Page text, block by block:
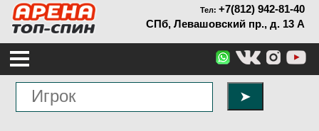
Тел: +7(812) 942-81-40
СПб, Левашовский пр., д. 13 А
➤